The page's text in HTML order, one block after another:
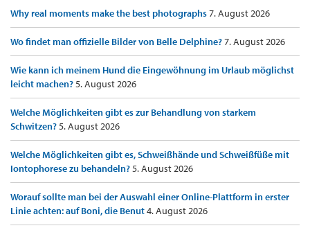
Why real moments make the best photographs7. August 2026
Wo findet man offizielle Bilder von Belle Delphine?7. August 2026
Wie kann ich meinem Hund die Eingewöhnung im Urlaub möglichst
leicht machen?5. August 2026
Welche Möglichkeiten gibt es zur Behandlung von starkem
Schwitzen?5. August 2026
Welche Möglichkeiten gibt es, Schweißhände und Schweißfüße mit
Iontophorese zu behandeln?5. August 2026
Worauf sollte man bei der Auswahl einer Online-Plattform in erster
Linie achten: auf Boni, die Benut4. August 2026